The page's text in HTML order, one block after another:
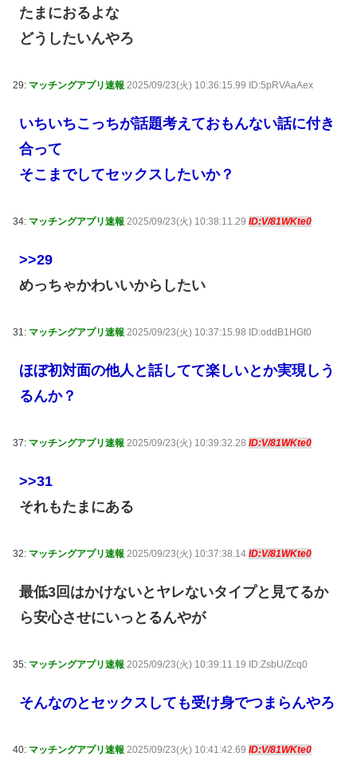
たまにおるよな
どうしたいんやろ
29: マッチングアプリ速報 2025/09/23(火) 10:36:15.99 ID:5pRVAaAex
いちいちこっちが話題考えておもんない話に付き
合って
そこまでしてセックスしたいか？
34: マッチングアプリ速報 2025/09/23(火) 10:38:11.29 ID:V/81WKte0
>>29
めっちゃかわいいからしたい
31: マッチングアプリ速報 2025/09/23(火) 10:37:15.98 ID:oddB1HGt0
ほぼ初対面の他人と話してて楽しいとか実現しう
るんか？
37: マッチングアプリ速報 2025/09/23(火) 10:39:32.28 ID:V/81WKte0
>>31
それもたまにある
32: マッチングアプリ速報 2025/09/23(火) 10:37:38.14 ID:V/81WKte0
最低3回はかけないとヤレないタイプと見てるか
ら安心させにいっとるんやが
35: マッチングアプリ速報 2025/09/23(火) 10:39:11.19 ID:ZsbU/Zcq0
そんなのとセックスしても受け身でつまらんやろ
40: マッチングアプリ速報 2025/09/23(火) 10:41:42.69 ID:V/81WKte0